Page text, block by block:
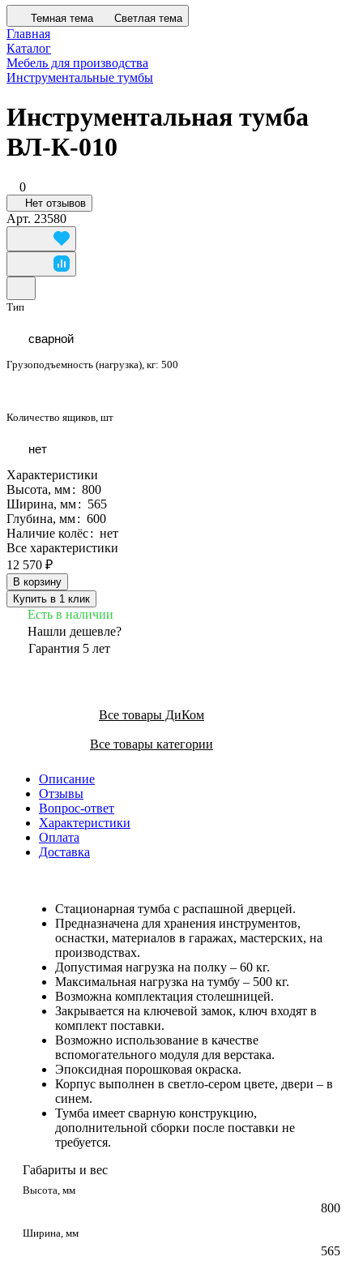
Темная тема Светлая тема
Главная
Каталог
Мебель для производства
Инструментальные тумбы
Инструментальная тумба
ВЛ-К-010
0
Нет отзывов
Арт. 23580
Тип
сварной
Грузоподъемность (нагрузка), кг: 500
Количество ящиков, шт
нет
Характеристики
Высота, мм: 800
Ширина, мм: 565
Глубина, мм: 600
Наличие колёс: нет
Все характеристики
12 570 ₽
В корзину
Купить в 1 клик
Есть в наличии
Нашли дешевле?
Гарантия 5 лет
Все товары ДиКом
Все товары категории
Описание
Отзывы
Вопрос-ответ
Характеристики
Оплата
Доставка
Стационарная тумба с распашной дверцей.
Предназначена для хранения инструментов,
оснастки, материалов в гаражах, мастерских, на
производствах.
Допустимая нагрузка на полку – 60 кг.
Максимальная нагрузка на тумбу – 500 кг.
Возможна комплектация столешницей.
Закрывается на ключевой замок, ключ входят в
комплект поставки.
Возможно использование в качестве
вспомогательного модуля для верстака.
Эпоксидная порошковая окраска.
Корпус выполнен в светло-сером цвете, двери – в
синем.
Тумба имеет сварную конструкцию,
дополнительной сборки после поставки не
требуется.
Габариты и вес
Высота, мм
800
Ширина, мм
565